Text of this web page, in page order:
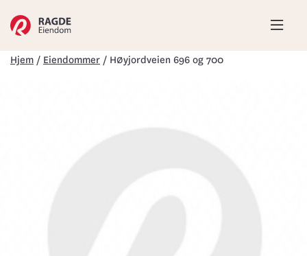
Hjem / Eiendommer / Høyjordveien 696 og 700